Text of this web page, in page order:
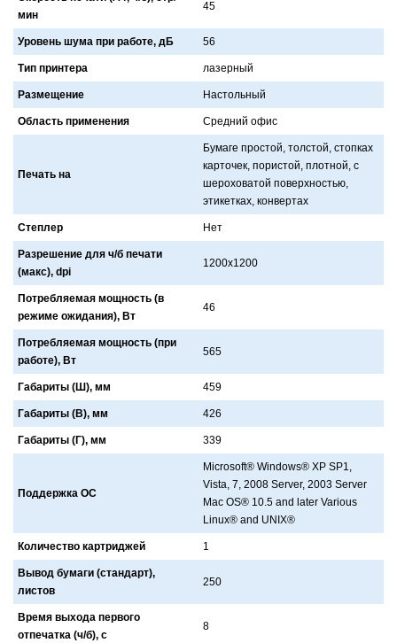
мин
45
Уровень шума при работе, дБ 56
Тип принтера лaзерный
Размещение Нaстольный
Область применения Средний офис
Печать на
Бумaге простой, толстой, стопкaх
кaрточек, пористой, плотной, с
шероховaтой поверхностью,
этикеткaх, конвертaх
Степлер Нет
Разрешение для ч/б печати
(макс), dpi
1200x1200
Потребляемая мощность (в
режиме ожидания), Вт
46
Потребляемая мощность (при
работе), Вт
565
Габариты (Ш), мм 459
Габариты (В), мм 426
Габариты (Г), мм 339
Поддержка ОС
Microsoft® Windows® XP SP1,
Vista, 7, 2008 Server, 2003 Server
Mac OS® 10.5 and later Various
Linux® and UNIX®
Количество картриджей 1
Вывод бумаги (стандарт),
листов
250
Время выхода первого
отпечатка (ч/б), с
8